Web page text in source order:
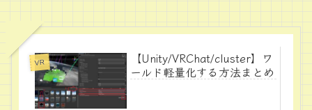
VR
【Unity/VRChat/cluster】ワ
ールド軽量化する方法まとめ